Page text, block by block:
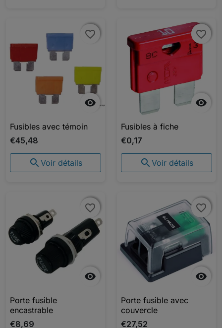

favorite_border
favorite_border
Fusibles avec témoin
€45,48
 Voir détails

favorite_border
favorite_border
Fusibles à fiche
€0,17
 Voir détails

favorite_border
favorite_border
Porte fusible
encastrable
€8,69

favorite_border
favorite_border
Porte fusible avec
couvercle
€27,52